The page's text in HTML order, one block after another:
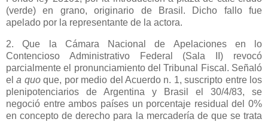
(verde) en grano, originario de Brasil. Dicho fallo fue
apelado por la representante de la actora.
2. Que la Cámara Nacional
de Apelaciones en lo
Contencioso Administrativo Federal (Sala II) revocó
parcialmente el pronunciamiento del Tribunal Fiscal. Señaló
ela quoque, por medio del Acuerdo n. 1, suscripto entre los
plenipotenciarios de Argentina y Brasil el 30/4/83, se
negoció entre ambos países un porcentaje residual del 0%
en concepto de derecho para la mercadería de que se trata